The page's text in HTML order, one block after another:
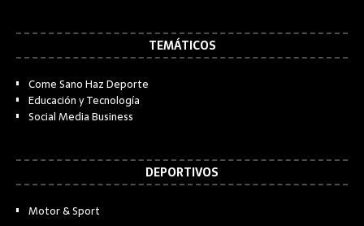
TEMÁTICOS
Come Sano Haz Deporte
Educación y Tecnología
Social Media Business
DEPORTIVOS
Motor & Sport